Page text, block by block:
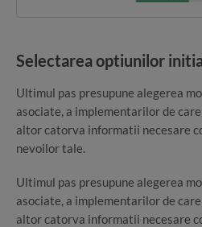
Selectarea optiunilor
Ultimul pas presupune alegerea
asociate, a implementarilor de
altor catorva informatii necesare
nevoilor tale.
Ultimul pas presupune alegerea
asociate, a implementarilor de
altor catorva informatii necesare